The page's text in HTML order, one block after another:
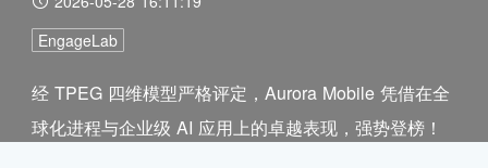
EngageLab
经 TPEG 四维模型严格评定，Aurora Mobile 凭借在全
球化进程与企业级 AI 应用上的卓越表现，强势登榜！